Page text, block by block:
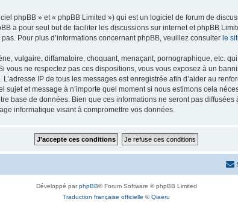
phpBB » et « phpBB Limited ») qui est un logiciel de forum de
a pour seul but de faciliter les discussions sur internet et phpBB
Pour plus d’informations concernant phpBB, veuillez consulter le
vulgaire, diffamatoire, choquant, menaçant, pornographique, etc.
ne respectez pas ces dispositions, vous vous exposez à un
IP de tous les messages est enregistrée afin d’aider au
et message à n’importe quel moment si nous estimons cela
base de données. Bien que ces informations ne seront pas
informatique visant à compromettre vos données.
Développé parphpBB® Forum Software © phpBB Limited
Traduction française officielle ©Qiaeru